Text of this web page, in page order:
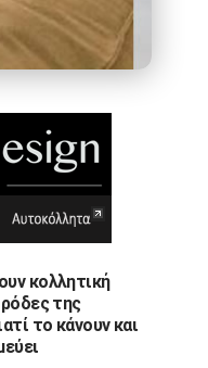
κολλητική
ρόδες της
το κάνουν και